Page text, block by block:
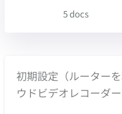
5 docs
初期設定（ルーター
ウドビデオレコーダー